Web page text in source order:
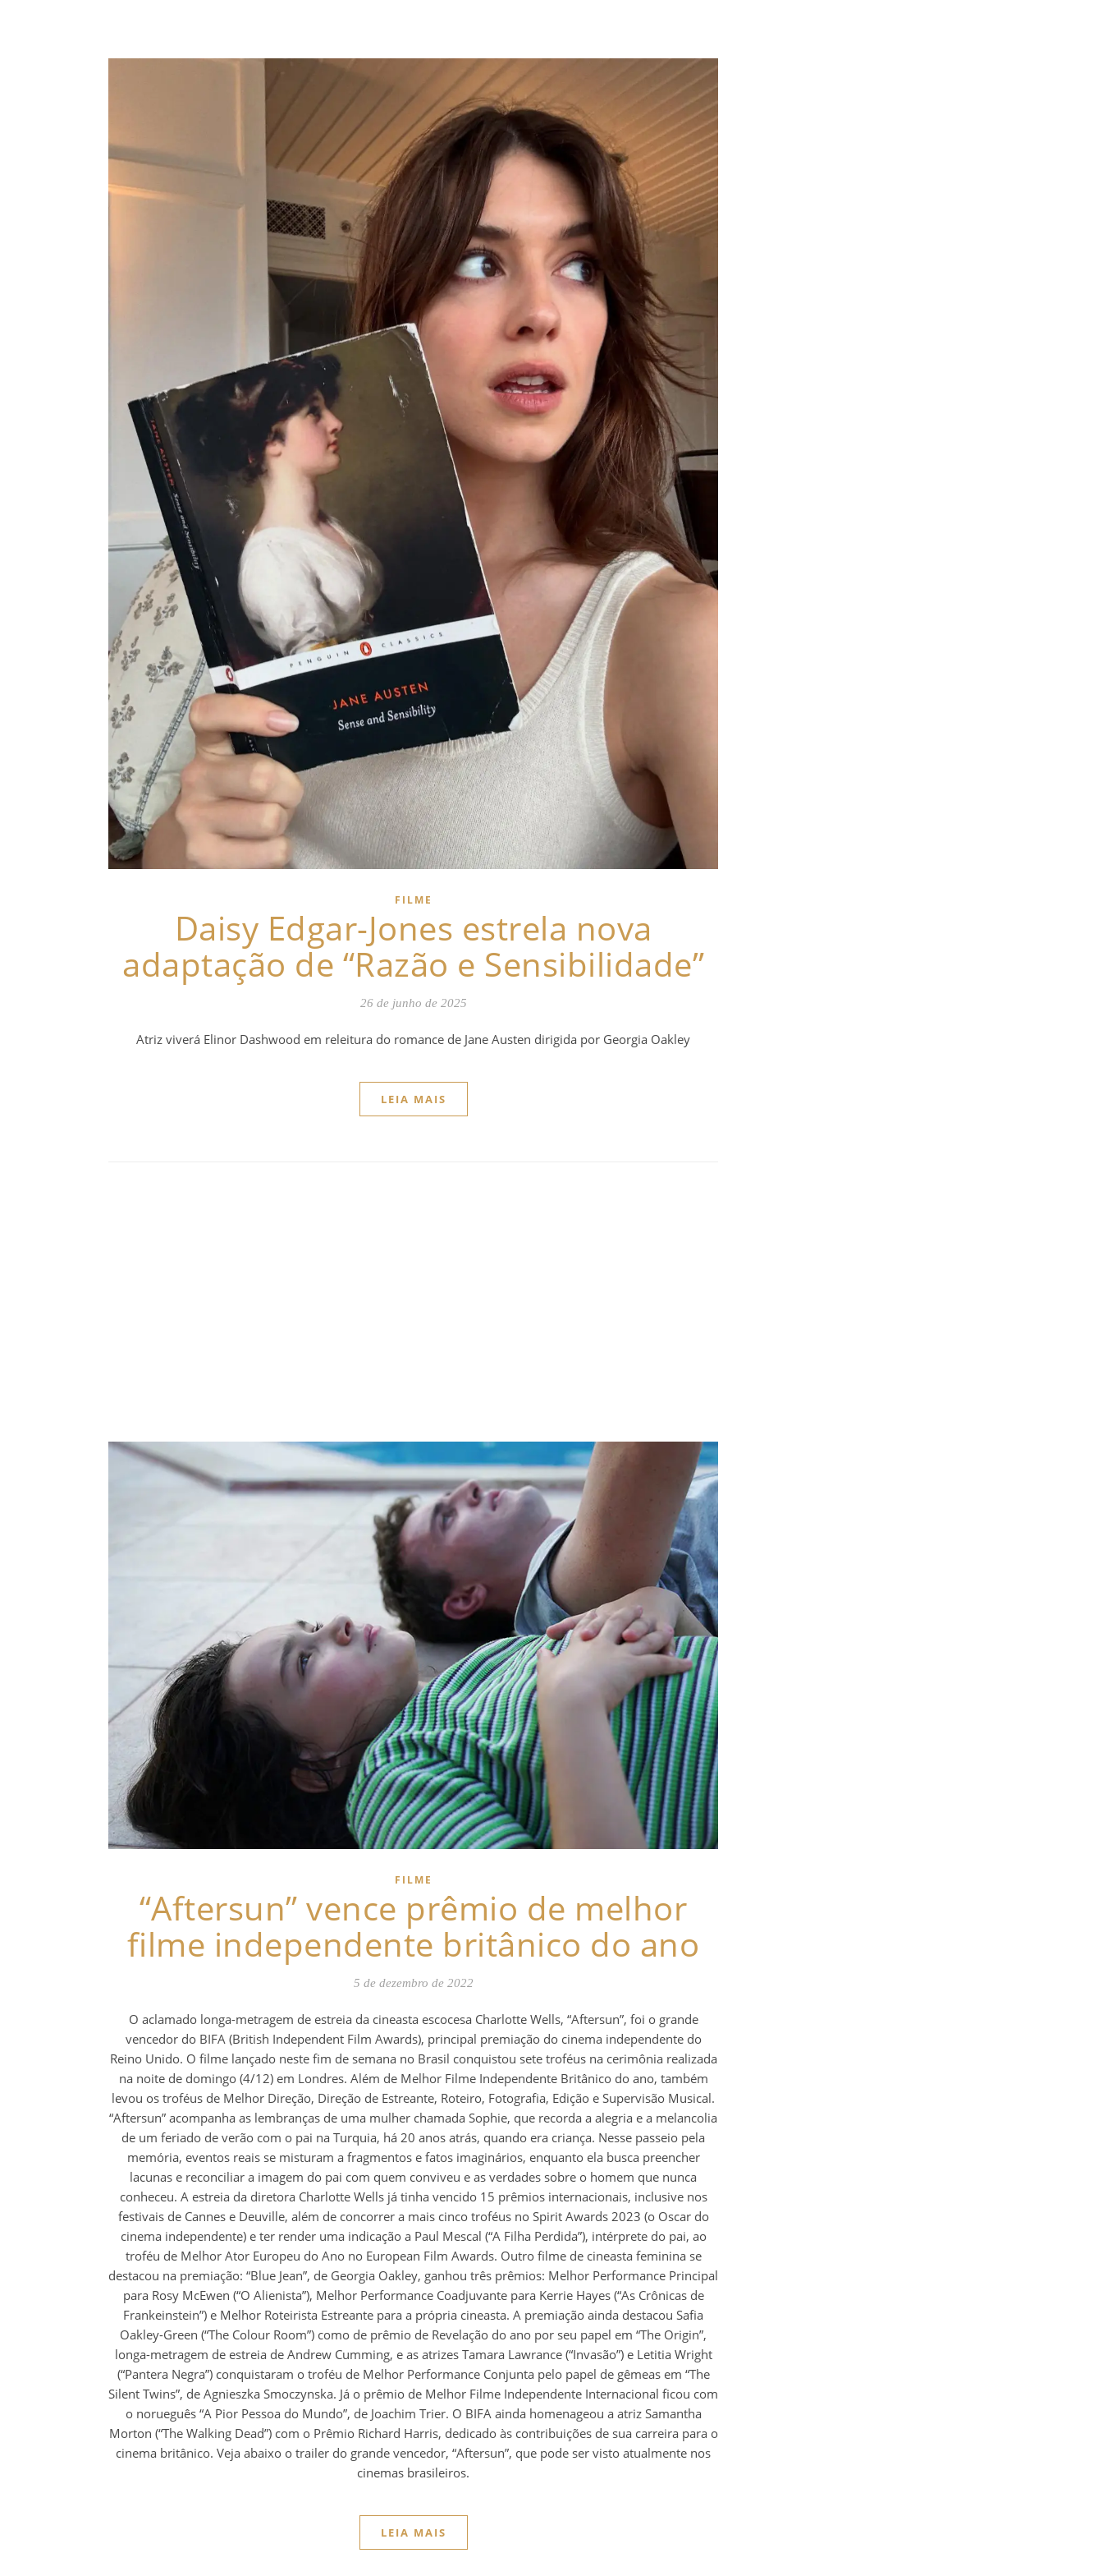
FILME
Daisy Edgar-Jones estrela nova
adaptação de “Razão e Sensibilidade”
26 de junho de 2025
Atriz viverá Elinor Dashwood em releitura do romance de Jane Austen dirigida por Georgia Oakley
LEIA MAIS
FILME
“Aftersun” vence prêmio de melhor
filme independente britânico do ano
5 de dezembro de 2022
O aclamado longa-metragem de estreia da cineasta escocesa Charlotte Wells, “Aftersun”, foi o grande
vencedor do BIFA (British Independent Film Awards), principal premiação do cinema independente do
Reino Unido. O filme lançado neste fim de semana no Brasil conquistou sete troféus na cerimônia realizada
na noite de domingo (4/12) em Londres. Além de Melhor Filme Independente Britânico do ano, também
levou os troféus de Melhor Direção, Direção de Estreante, Roteiro, Fotografia, Edição e Supervisão Musical.
“Aftersun” acompanha as lembranças de uma mulher chamada Sophie, que recorda a alegria e a melancolia
de um feriado de verão com o pai na Turquia, há 20 anos atrás, quando era criança. Nesse passeio pela
memória, eventos reais se misturam a fragmentos e fatos imaginários, enquanto ela busca preencher
lacunas e reconciliar a imagem do pai com quem conviveu e as verdades sobre o homem que nunca
conheceu. A estreia da diretora Charlotte Wells já tinha vencido 15 prêmios internacionais, inclusive nos
festivais de Cannes e Deuville, além de concorrer a mais cinco troféus no Spirit Awards 2023 (o Oscar do
cinema independente) e ter render uma indicação a Paul Mescal (“A Filha Perdida”), intérprete do pai, ao
troféu de Melhor Ator Europeu do Ano no European Film Awards. Outro filme de cineasta feminina se
destacou na premiação: “Blue Jean”, de Georgia Oakley, ganhou três prêmios: Melhor Performance Principal
para Rosy McEwen (“O Alienista”), Melhor Performance Coadjuvante para Kerrie Hayes (“As Crônicas de
Frankeinstein”) e Melhor Roteirista Estreante para a própria cineasta. A premiação ainda destacou Safia
Oakley-Green (“The Colour Room”) como de prêmio de Revelação do ano por seu papel em “The Origin”,
longa-metragem de estreia de Andrew Cumming, e as atrizes Tamara Lawrance (“Invasão”) e Letitia Wright
(“Pantera Negra”) conquistaram o troféu de Melhor Performance Conjunta pelo papel de gêmeas em “The
Silent Twins”, de Agnieszka Smoczynska. Já o prêmio de Melhor Filme Independente Internacional ficou com
o norueguês “A Pior Pessoa do Mundo”, de Joachim Trier. O BIFA ainda homenageou a atriz Samantha
Morton (“The Walking Dead”) com o Prêmio Richard Harris, dedicado às contribuições de sua carreira para o
cinema britânico. Veja abaixo o trailer do grande vencedor, “Aftersun”, que pode ser visto atualmente nos
cinemas brasileiros.
LEIA MAIS